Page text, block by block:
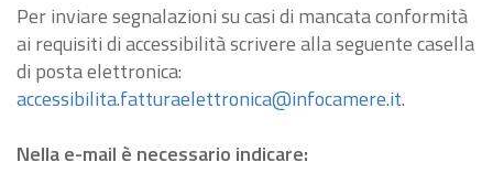
Per inviare segnalazioni su casi di mancata conformità
ai requisiti di accessibilità scrivere alla seguente casella
di posta elettronica:
accessibilita.fatturaelettronica@infocamere.it.
Nella e-mail è necessario indicare: